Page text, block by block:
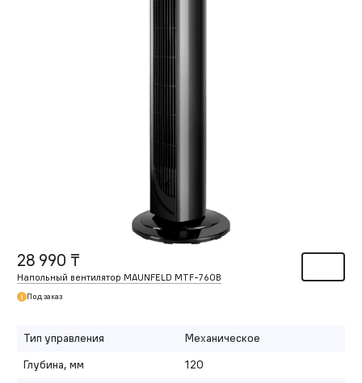
28 990 ₸
Напольный вентилятор MAUNFELD MTF-760B
Под заказ
Тип управления
Механическое
Глубина, мм
120